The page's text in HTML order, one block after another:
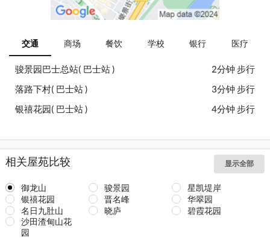
交通 商场 餐饮 学校 银行 医疗
骏景园巴士总站( 巴士站 )
2分钟 步行
落路下村( 巴士站 )
3分钟 步行
银禧花园( 巴士站 )
4分钟 步行
相关屋苑比较 显示全部
御龙山 骏景园
星凯堤岸
银禧花园
晋名峰
华翠园
名日九肚山
晓庐
碧霞花园
沙田渣甸山花
园